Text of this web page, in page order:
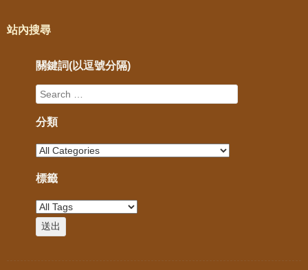
站內搜尋
關鍵詞(以逗號分隔)
分類
標籤